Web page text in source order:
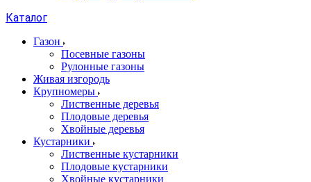
Каталог
Газон
Посевные газоны
Рулонные газоны
Живая изгородь
Крупномеры
Лиственные деревья
Плодовые деревья
Хвойные деревья
Кустарники
Лиственные кустарники
Плодовые кустарники
Хвойные кустарники